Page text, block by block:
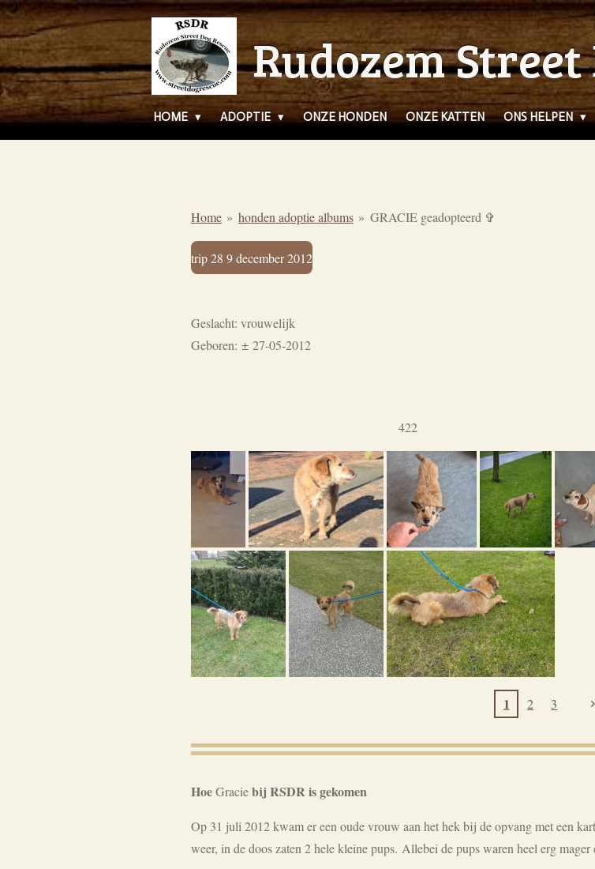
Ga
direct
naar
de
hoofdinhoud
Rudozem Street
HOME ADOPTIE ONZE HONDEN ONZE KATTEN ONS HELPEN
Home » honden adoptie albums » GRACIE geadopteerd ✞
trip 28 9 december 2012
Geslacht: vrouwelijk
Geboren: ± 27-05-2012
422
1 2 3
HoeGraciebij RSDR is gekomen
Op 31 juli 2012 kwam er een oude vrouw aan het hek bij de opvang met een
weer, in de doos zaten 2 hele kleine pups. Allebei de pups waren heel erg mager